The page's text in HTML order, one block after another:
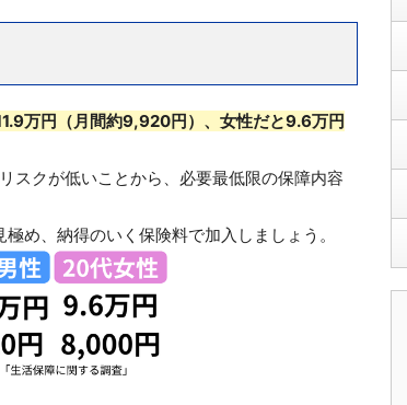
万円（月間約9,920円）、女性だと9.6万円
スクが低いことから、必要最低限の保障内容
め、納得のいく保険料で加入しましょう。